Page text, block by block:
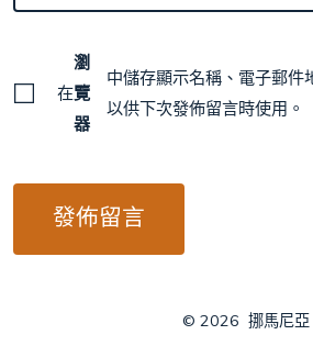
在
瀏
覽
器
中儲存顯示名稱、電子郵件
以供下次發佈留言時使用。
© 2026 挪馬尼亞